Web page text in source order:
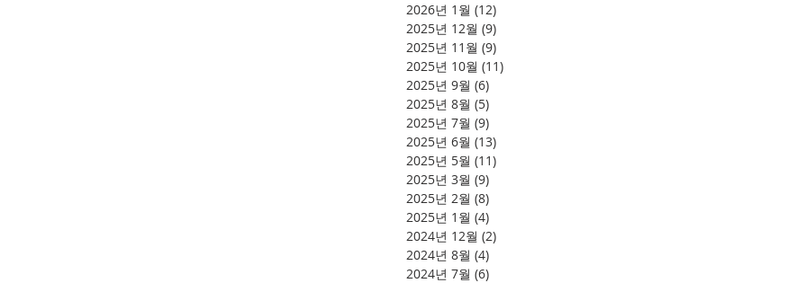
2026년 1월 (12)
2025년 12월 (9)
2025년 11월 (9)
2025년 10월 (11)
2025년 9월 (6)
2025년 8월 (5)
2025년 7월 (9)
2025년 6월 (13)
2025년 5월 (11)
2025년 3월 (9)
2025년 2월 (8)
2025년 1월 (4)
2024년 12월 (2)
2024년 8월 (4)
2024년 7월 (6)